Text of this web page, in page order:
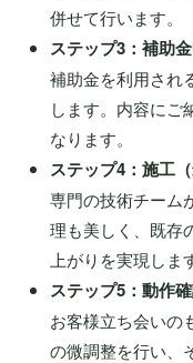
併せて行います。
ステップ3：補助
補助金を利用され
します。内容にご
なります。
ステップ4：施工（
専門の技術チーム
理も美しく、既存
上がりを実現しま
ステップ5：動作
お客様立ち会いの
の微調整を行い、